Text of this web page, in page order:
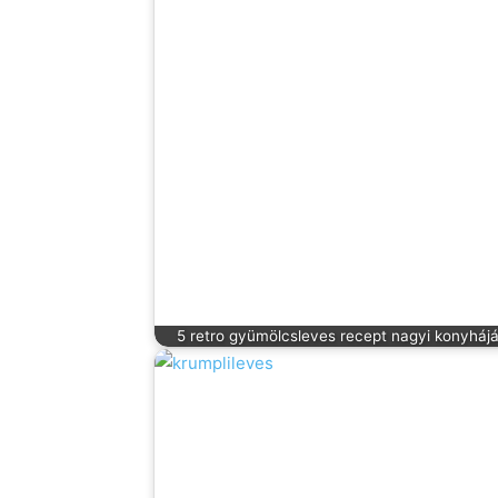
5 retro gyümölcsleves recept nagyi